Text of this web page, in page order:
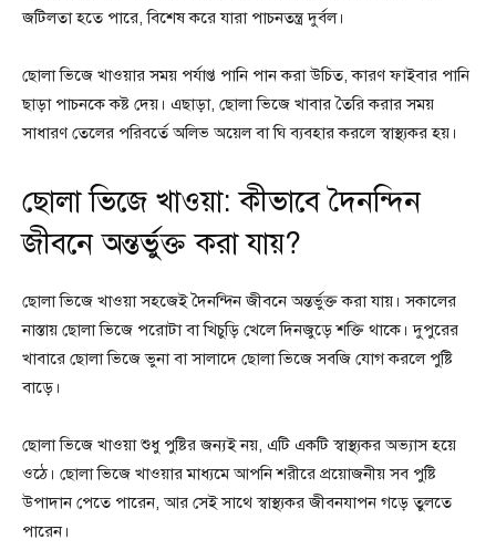
জটিলতা হতে পারে, বিশেষ করে যারা পাচনতন্ত্র দুর্বল।
ছোলা ভিজে খাওয়ার সময় পর্যাপ্ত পানি পান করা উচিত, কারণ ফাইবার পানি
ছাড়া পাচনকে কষ্ট দেয়। এছাড়া, ছোলা ভিজে খাবার তৈরি করার সময়
সাধারণ তেলের পরিবর্তে অলিভ অয়েল বা ঘি ব্যবহার করলে স্বাস্থ্যকর হয়।
ছোলা ভিজে খাওয়া: কীভাবে দৈনন্দিন
জীবনে অন্তর্ভুক্ত করা যায়?
ছোলা ভিজে খাওয়া সহজেই দৈনন্দিন জীবনে অন্তর্ভুক্ত করা যায়। সকালের
নাস্তায় ছোলা ভিজে পরোটা বা খিচুড়ি খেলে দিনজুড়ে শক্তি থাকে। দুপুরের
খাবারে ছোলা ভিজে ভুনা বা সালাদে ছোলা ভিজে সবজি যোগ করলে পুষ্টি
বাড়ে।
ছোলা ভিজে খাওয়া শুধু পুষ্টির জন্যই নয়, এটি একটি স্বাস্থ্যকর অভ্যাস হয়ে
ওঠে। ছোলা ভিজে খাওয়ার মাধ্যমে আপনি শরীরে প্রয়োজনীয় সব পুষ্টি
উপাদান পেতে পারেন, আর সেই সাথে স্বাস্থ্যকর জীবনযাপন গড়ে তুলতে
পারেন।